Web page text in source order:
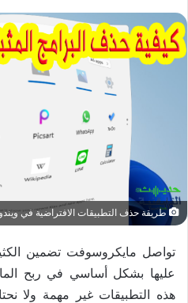
طريقة حذف التطبيقات الافتراضية في ويندوز
تواصل مايكروسوفت تضمين
عليها بشكل أساسي في ربح
هذه التطبيقات غير مهمة ولا